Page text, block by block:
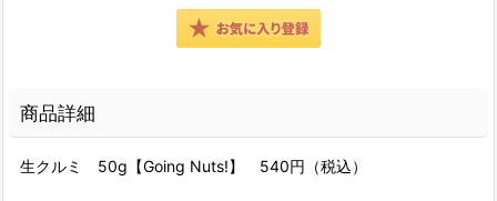
商品詳細
生クルミ 50g【Going Nuts!】 540円（税込）